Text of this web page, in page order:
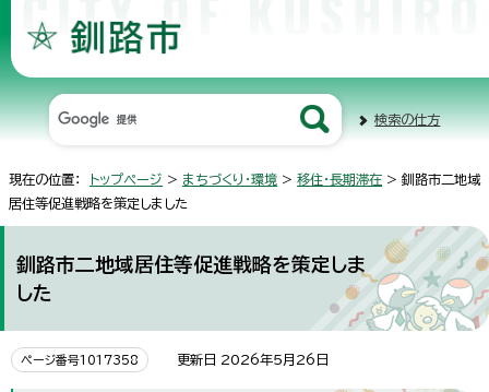
検索の仕方
現在の位置： トップページ > まちづくり・環境 > 移住・長期滞在 > 釧路市二地域
居住等促進戦略を策定しました
釧路市二地域居住等促進戦略を策定しま
した
ページ番号1017358 更新日 2026年5月26日